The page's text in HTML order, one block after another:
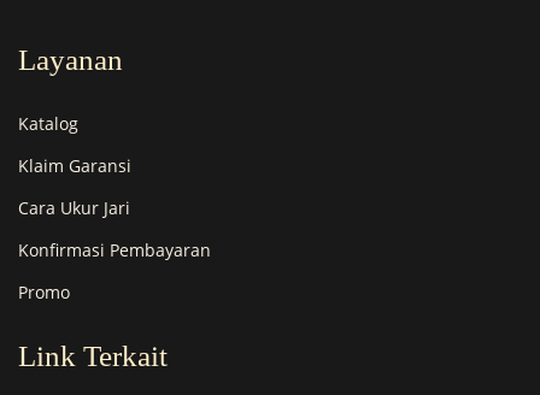
Layanan
Katalog
Klaim Garansi
Cara Ukur Jari
Konfirmasi Pembayaran
Promo
Link Terkait